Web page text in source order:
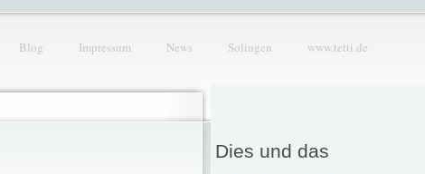
Blog Impressum News Solingen www.tetti.de
Dies und das